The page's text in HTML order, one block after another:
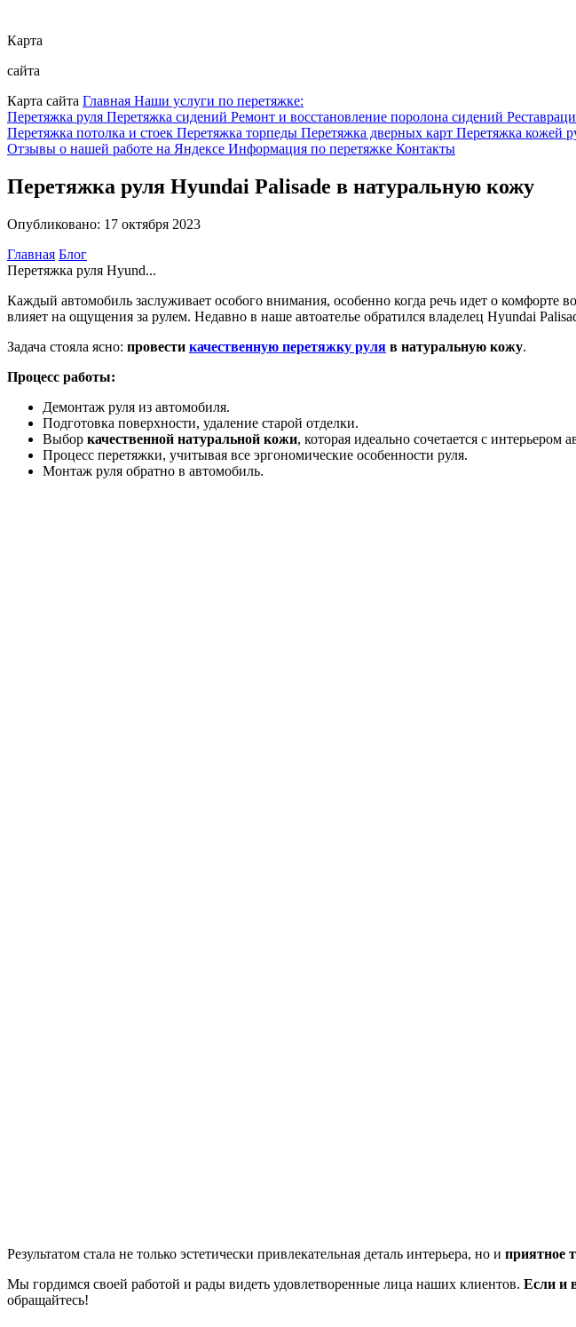
Карта
сайта
Карта сайта Главная Наши услуги по перетяжке:
Перетяжка руля Перетяжка сидений Ремонт и восстановление поролона сидений
Перетяжка потолка и стоек Перетяжка торпеды Перетяжка дверных карт Перетяжка кожей
Отзывы о нашей работе на Яндексе Информация по перетяжке Контакты
Перетяжка руля Hyundai Palisade в натуральную кожу
Опубликовано: 17 октября 2023
Главная Блог
Перетяжка руля Hyund...
Каждый автомобиль заслуживает особого внимания, особенно когда речь идет о комфорте
влияет на ощущения за рулем. Недавно в наше автоателье обратился владелец Hyundai
Задача стояла ясно: провести качественную перетяжку руля в натуральную кожу.
Процесс работы:
Демонтаж руля из автомобиля.
Подготовка поверхности, удаление старой отделки.
Выбор качественной натуральной кожи, которая идеально сочетается с интерьером
Процесс перетяжки, учитывая все эргономические особенности руля.
Монтаж руля обратно в автомобиль.
Результатом стала не только эстетически привлекательная деталь интерьера, но и приятное
Мы гордимся своей работой и рады видеть удовлетворенные лица наших клиентов. Если и
обращайтесь!